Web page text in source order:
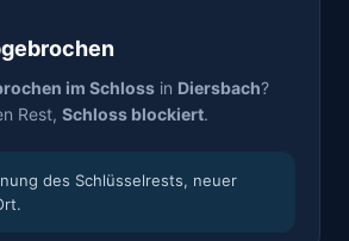
im Schloss in Diersbach?
Rest, Schloss blockiert.
des Schlüsselrests, neuer